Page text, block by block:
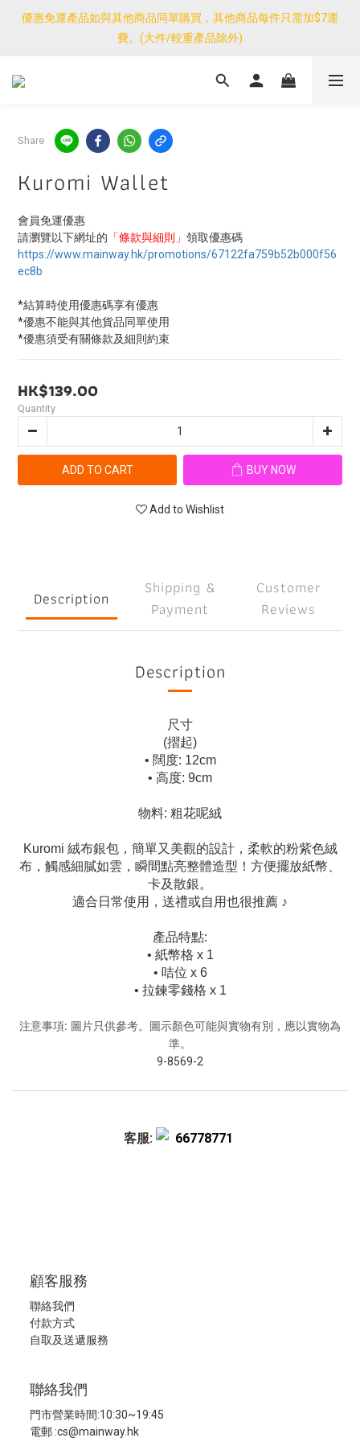
優惠免運產品如與其他商品同單購買，其他商品每件只需加$7運
費。(大件/較重產品除外)
優惠免運產品如與其他商品同單購買，其他商品每件只需加$7運
費。(大件/較重產品除外)
<公告>感謝支持！我們團隊由30/7~12/8外訪搜羅新產品，期間網
優惠免運產品如與其他商品同單購買，其他商品每件只需加$7運
費。(大件/較重產品除外)
Share
Kuromi Wallet
會員免運優惠
請瀏覽以下網址的 「條款與細則」 領取優惠碼
https://www.mainway.hk/promotions/67122fa759b52b000f56
ec8b
*結算時使用優惠碼享有優惠
*優惠不能與其他貨品同單使用
*優惠須受有關條款及細則約束
HK$139.00
Quantity
ADD TO CART BUY NOW
Add to Wishlist
Description
Shipping &
Payment
Customer
Reviews
Description
尺寸
(摺起)
• 闊度: 12cm
• 高度: 9cm
物料: 粗花呢絨
Kuromi 絨布銀包，簡單又美觀的設計，柔軟的粉紫色絨
布，觸感細膩如雲，瞬間點亮整體造型！方便擺放紙幣、
卡及散銀。
適合日常使用，送禮或自用也很推薦 ♪
產品特點:
• 紙幣格 x 1
• 咭位 x 6
• 拉鍊零錢格 x 1
注意事項: 圖片只供參考。圖示顏色可能與實物有別，應以實物為
準。
9-8569-2
客服: 66778771
顧客服務
聯絡我們
付款方式
自取及送遞服務
聯絡我們
門市營業時間:10:30~19:45
電郵 :cs@mainway.hk